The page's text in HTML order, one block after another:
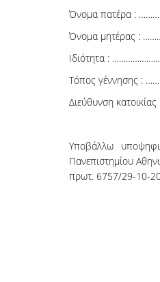
Όνομα πατέρα :
Όνομα μητέρας :
Ιδιότητα :
Τόπος γέννησης :
Διεύθυνση
Υποβάλλω
Πανεπιστημίου
πρωτ. 6757/29-10-